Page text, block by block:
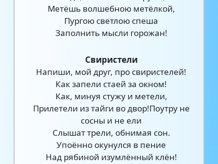
Метёшь волшебною метёлкой,
Пургою светлою спеша
Заполнить мысли горожан!
Свиристели
Напиши, мой друг, про свиристелей!
Как запели стаей за окном!
Как, минуя стужу и метели,
Прилетели из тайги во двор!Поутру не
сосны и не ели
Слышат трели, обнимая сон.
Упоённо окунулся в пение
Над рябиной изумлённый клён!